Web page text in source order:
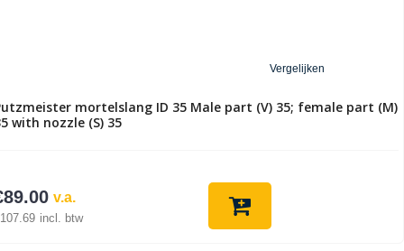
Vergelijken
mortelslang ID 35 Male part (V) 35; female part (M)
with nozzle (S) 35
v.a.
89.00
107.69 incl. btw